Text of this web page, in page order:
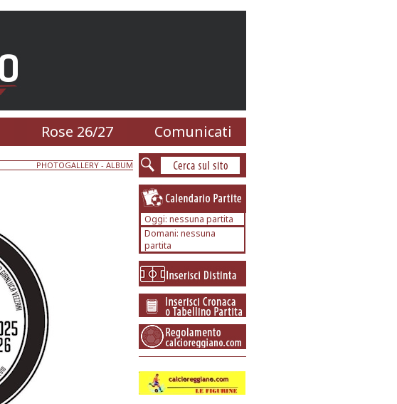
Rose 26/27 Comunicati
PHOTOGALLERY - ALBUM
Oggi: nessuna partita
Domani: nessuna
partita